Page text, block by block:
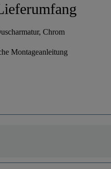
Chrom
Montageanleitung